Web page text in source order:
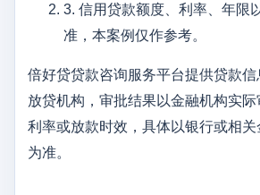
3. 信用贷款额度、利率、年限
准，本案例仅作参考。
倍好贷贷款咨询服务平台提供贷款
放贷机构，审批结果以金融机构实际
利率或放款时效，具体以银行或相
为准。